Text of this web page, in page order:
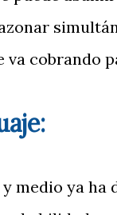
va cobrando
y medio ya